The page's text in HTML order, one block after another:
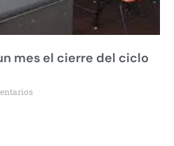
mes el cierre del ciclo